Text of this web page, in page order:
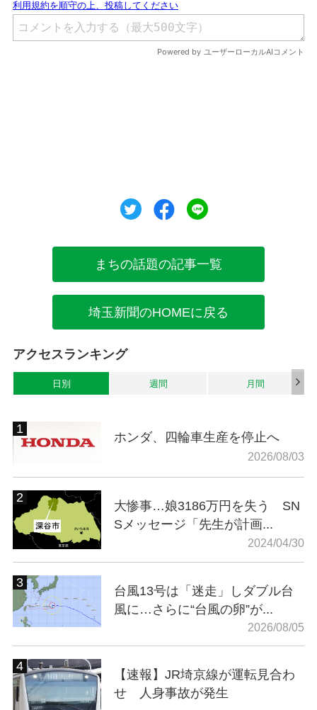
ツイートシェア
まちの話題の記事一覧
埼玉新聞のHOMEに戻る
アクセスランキング
日別 週間 月間
ホンダ、四輪車生産を停止へ
2026/08/03
大惨事…娘3186万円を失う SN
Sメッセージ「先生が計画...
2024/04/30
台風13号は「迷走」しダブル台
風に…さらに“台風の卵”が...
2026/08/05
【速報】JR埼京線が運転見合わ
せ 人身事故が発生